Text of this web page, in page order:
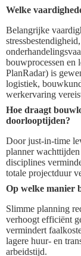
Welke
Belangrijke
bouwprocessen en
PlanRadar) is
logistiek,
werkervaring
Hoe draagt
doorlooptijden?
Door just-in-time
planner
disciplines
totale projectduur
Op welke manier
Slimme planning
verhoogt efficiënt
vermindert
lagere huur- en
arbeidstijd.